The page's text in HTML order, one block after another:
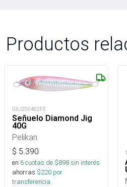
Productos
GILI200402FE
Señuelo Diamond Jig
40G
Pelikan
$ 5.390
en 6cuotas de $898sin interés
ahorras $220 por
transferencia.